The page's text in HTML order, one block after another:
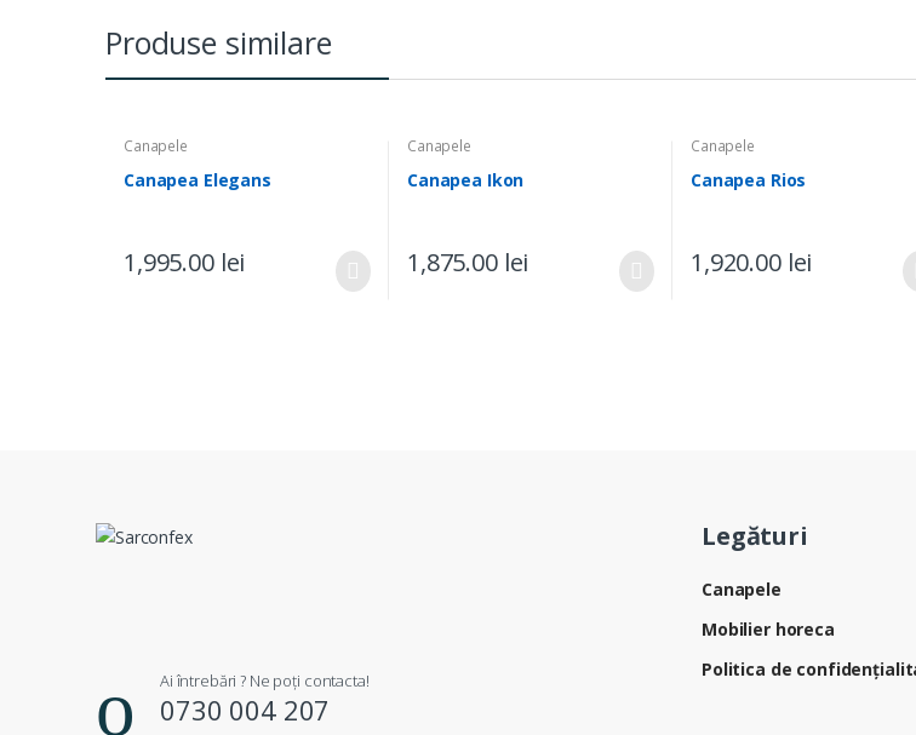
Produse similare
Canapele
Canapea Elegans
1,995.00 lei
Canapele
Canapea Ikon
1,875.00 lei
Canapele
Canapea Rios
1,920.00 lei
Ai întrebări ? Ne poți contacta!
0730 004 207
Legături
Canapele
Mobilier horeca
Politica de